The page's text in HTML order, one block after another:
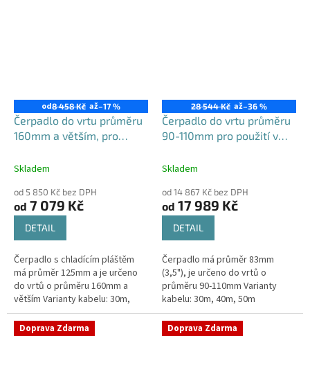
od8 458 Kč až–17 %
Čerpadlo do vrtu průměru
160mm a větším, pro
chladícím pláštěm
Skladem
od 5 850 Kč bez DPH
od 7 079 Kč
DETAIL
Čerpadlo s chladícím pláštěm
má průměr 125mm a je určeno
do vrtů o průměru 160mm a
větším Varianty kabelu: 30m,
40m, 50m - jiné nejsou možné
Maximální výtlak: 74 / 95 / 128 m
-...
28 544 Kč až–36 %
Čerpadlo do vrtu průměru
90-110mm pro použití v
set QJDE
Skladem
od 14 867 Kč bez DPH
od 17 989 Kč
DETAIL
Čerpadlo má průměr 83mm
(3,5"), je určeno do vrtů o
průměru 90-110mm Varianty
kabelu: 30m, 40m, 50m
Maximální výtlak: 78 / 93 / 112 m -
dle délky kabeluMaximální
průtok: 93...
Doprava Zdarma Doprava Zdarma